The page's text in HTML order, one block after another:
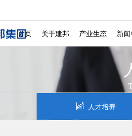
首页 关于建邦 产业生态 新
文化商业 ——— 城
人才培养